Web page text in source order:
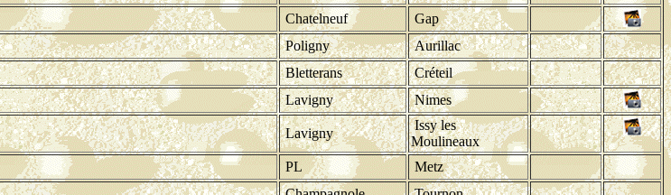
Chatelneuf
Gap
Poligny
Aurillac
Bletterans
Créteil
Lavigny Nimes
Lavigny
Issy les
Moulineaux
PL
Metz